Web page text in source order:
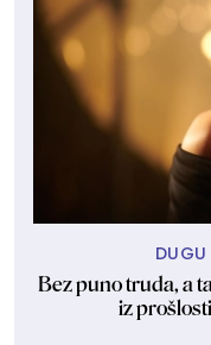
Bez puno truda, a
iz